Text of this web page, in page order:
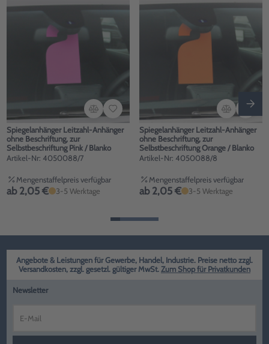
Spiegelanhänger Leitzahl-Anhänger
ohne Beschriftung, zur
Selbstbeschriftung Pink / Blanko
Artikel-Nr: 4050088/7
Mengenstaffelpreis verfügbar
ab 2,05 € 3-5 Werktage
Spiegelanhänger Leitzahl-Anhänger
ohne Beschriftung, zur
Selbstbeschriftung Orange / Blanko
Artikel-Nr: 4050088/8
Mengenstaffelpreis verfügbar
ab 2,05 € 3-5 Werktage
Angebote & Leistungen für Gewerbe, Handel, Industrie. Preise netto zzgl.
Versandkosten, zzgl. gesetzl. gültiger MwSt. Zum Shop für Privatkunden
Newsletter